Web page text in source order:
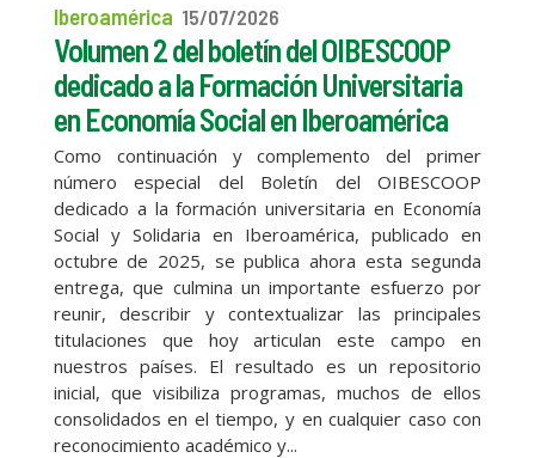
Iberoamérica 15/07/2026
Volumen 2 del boletín del OIBESCOOP
dedicado a la Formación Universitaria
en Economía Social en Iberoamérica
Como continuación y complemento del primer
número especial del Boletín del OIBESCOOP
dedicado a la formación universitaria en Economía
Social y Solidaria en Iberoamérica, publicado en
octubre de 2025, se publica ahora esta segunda
entrega, que culmina un importante esfuerzo por
reunir, describir y contextualizar las principales
titulaciones que hoy articulan este campo en
nuestros países. El resultado es un repositorio
inicial, que visibiliza programas, muchos de ellos
consolidados en el tiempo, y en cualquier caso con
reconocimiento académico y...